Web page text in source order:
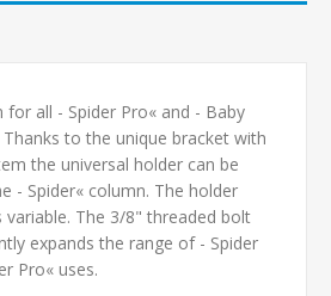
for all - Spider Pro« and - Baby
to the unique bracket with
the universal holder can be
- Spider« column. The holder
The 3/8" threaded bolt
expands the range of - Spider
Pro« uses.